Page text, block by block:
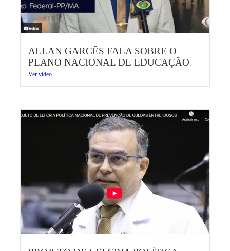
ALLAN GARCÊS FALA SOBRE O
PLANO NACIONAL DE EDUCAÇÃO
Ver vídeo